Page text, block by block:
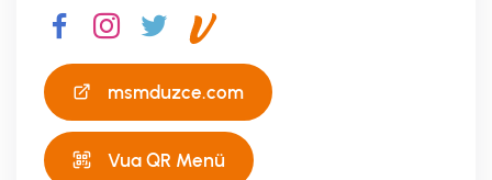
msmduzce.com
Vua QR Menü